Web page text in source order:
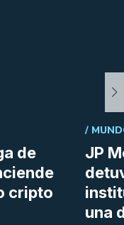
de
cripto
JP
una
/